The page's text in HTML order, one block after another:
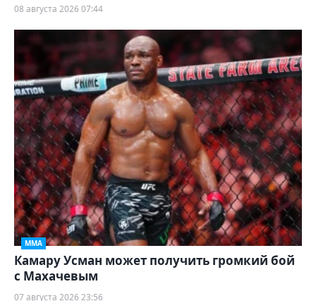
08 августа 2026 07:44
ММА
Камару Усман может получить громкий бой
с Махачевым
07 августа 2026 23:56